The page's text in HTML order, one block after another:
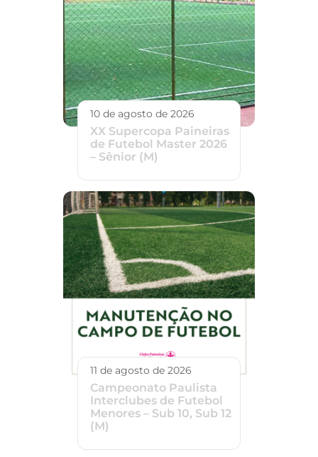
10 de agosto de 2026
XX Supercopa Paineiras
de Futebol Master 2026
– Sênior (M)
11 de agosto de 2026
Campeonato Paulista
Interclubes de Futebol
Menores – Sub 10, Sub 12
(M)